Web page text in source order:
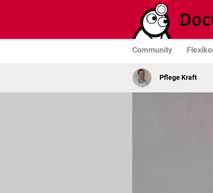
Community
Pflege Kraft